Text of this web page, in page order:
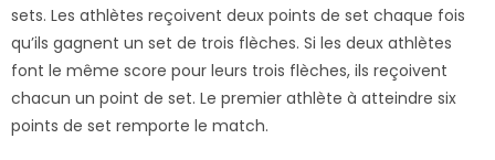
sets. Les athlètes reçoivent deux points de set chaque fois
qu’ils gagnent un set de trois flèches. Si les deux athlètes
font le même score pour leurs trois flèches, ils reçoivent
chacun un point de set. Le premier athlète à atteindre six
points de set remporte le match.